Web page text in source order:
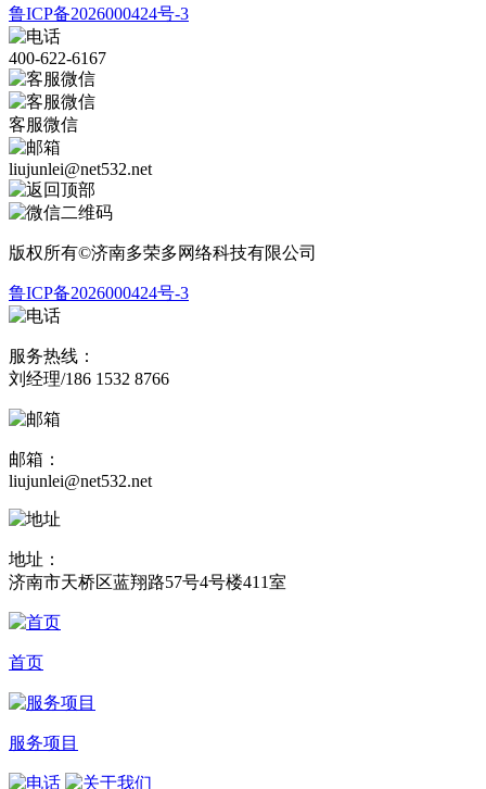
鲁ICP备2026000424号-3
400-622-6167
客服微信
liujunlei@net532.net
版权所有©济南多荣多网络科技有限公司
鲁ICP备2026000424号-3
服务热线：
刘经理/186 1532 8766
邮箱：
liujunlei@net532.net
地址：
济南市天桥区蓝翔路57号4号楼411室
首页
服务项目